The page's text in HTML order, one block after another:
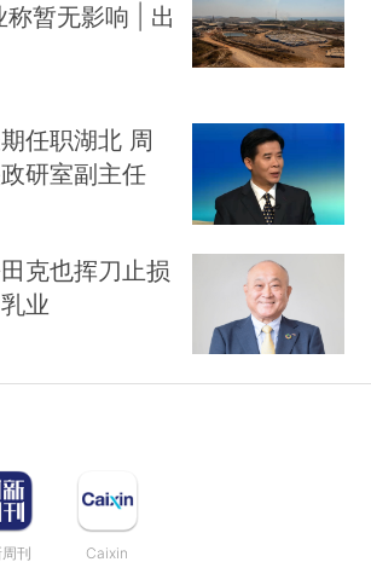
暂无影响 | 出
任职湖北 周
研室副主任
田克也挥刀止损
业
刊 Caixin